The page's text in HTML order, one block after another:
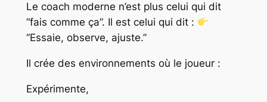
Le coach moderne n’est plus celui qui dit
“fais comme ça”. Il est celui qui dit :
“Essaie, observe, ajuste.”
Il crée des environnements où le joueur :
Expérimente,